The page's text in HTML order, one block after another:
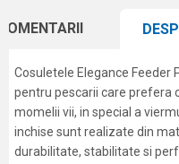
Cosuletele Elegance Feeder
pentru pescarii care prefera
momelii vii, in special a
inchise sunt realizate din
durabilitate, stabilitate si